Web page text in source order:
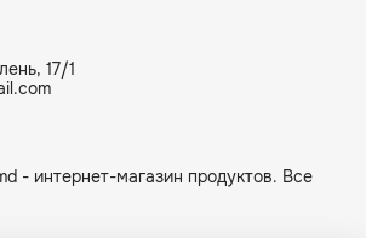
17/1
- интернет-магазин продуктов. Все